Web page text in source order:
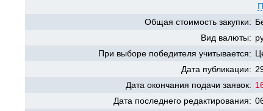
Общая стоимость закупки:
Вид валюты:
При выборе победителя учитывается:
Дата публикации:
Дата окончания подачи заявок:
Дата последнего редактирования: